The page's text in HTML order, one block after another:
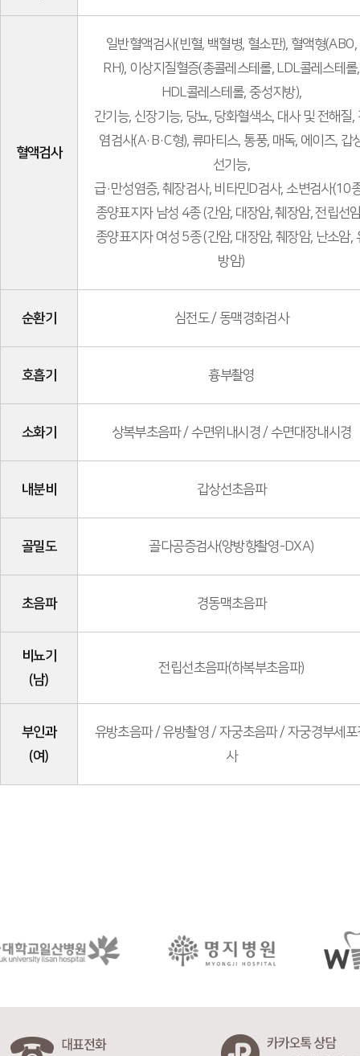
혈액검사
일반혈액검사(빈혈, 백혈병, 혈소판), 혈액형(ABO,
RH), 이상지질혈증(총콜레스테롤, LDL콜레스테롤,
HDL콜레스테롤, 중성지방),
간기능, 신장기능, 당뇨, 당화혈색소, 대사 및 전해질,
염검사(A·B·C형), 류마티스, 통풍, 매독, 에이즈, 갑
선기능,
급·만성염증, 췌장검사, 비타민D검사, 소변검사(10
종양표지자 남성 4종 (간암, 대장암, 췌장암, 전립선
종양표지자 여성 5종 (간암, 대장암, 췌장암, 난소암,
방암)
순환기 심전도 / 동맥경화검사
호흡기 흉부촬영
소화기 상복부초음파 / 수면위내시경 / 수면대장내시경
내분비 갑상선초음파
골밀도 골다공증검사(양방향촬영-DXA)
초음파 경동맥초음파
비뇨기
(남)
전립선초음파(하복부초음파)
부인과
(여)
유방초음파 / 유방촬영 / 자궁초음파 / 자궁경부세포
사